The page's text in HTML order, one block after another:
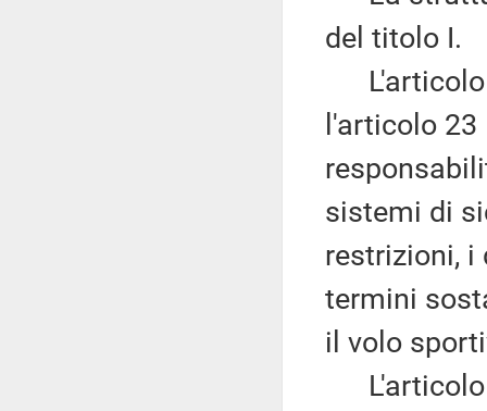
del titolo I.
L'articolo
l'articolo
sistemi di
restrizioni, i
termini
il volo
L'articolo